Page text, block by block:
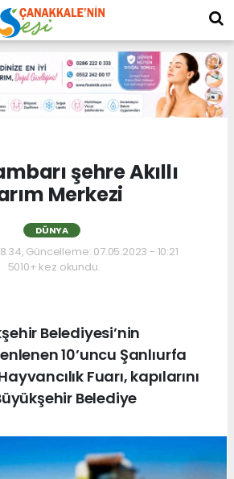
şehre Akıllı
Merkezi
DÜNYA
Güncelleme: 07.05.2023 - 10:21
5010+ kez okundu.
Belediyesi’nin
10’uncu Şanlıurfa
Fuarı, kapılarını
Belediye